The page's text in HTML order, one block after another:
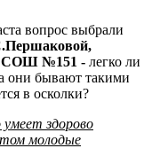
вопрос выбрали
СОШ №151 - легко ли
они бывают такими
в осколки?
здорово
молодые